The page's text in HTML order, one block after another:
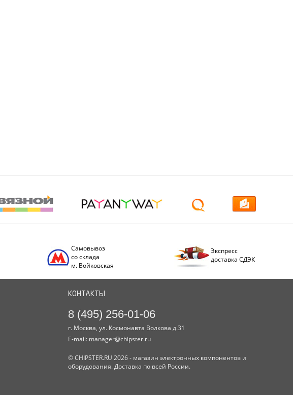
Самовывоз
со склада
м. Войковская
Экспресс
доставка СДЭК
КОНТАКТЫ
8 (495) 256-01-06
г. Москва, ул. Космонавта Волкова д.31
E-mail: manager@chipster.ru
© CHIPSTER.RU 2026 - магазин электронных компонентов и
оборудования. Доставка по всей России.